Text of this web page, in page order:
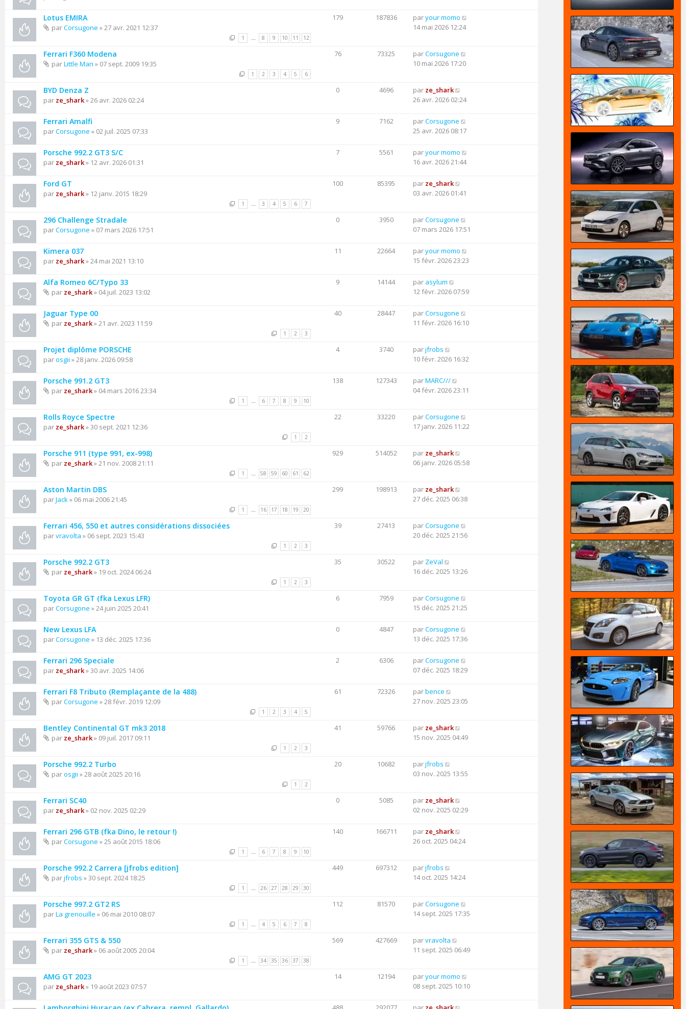
Lotus EMIRA
parCorsugone » 27 avr. 2021 12:37
1 … 8 9 10 11 12
179 187836 paryour momo
14 mai 2026 12:24
Ferrari F360 Modena
parLittle Man » 07 sept. 2009 19:35
1 2 3 4 5 6
76 73325 parCorsugone
10 mai 2026 17:20
BYD Denza Z
par ze_shark» 26 avr. 2026 02:24
0 4696 par ze_shark
26 avr. 2026 02:24
Ferrari Amalfi
parCorsugone » 02 juil. 2025 07:33
9 7162 parCorsugone
25 avr. 2026 08:17
Porsche 992.2 GT3 S/C
par ze_shark» 12 avr. 2026 01:31
7 5561 paryour momo
16 avr. 2026 21:44
Ford GT
par ze_shark» 12 janv. 2015 18:29
1 … 3 4 5 6 7
100 85395 par ze_shark
03 avr. 2026 01:41
296 Challenge Stradale
parCorsugone » 07 mars 2026 17:51
0 3950 parCorsugone
07 mars 2026 17:51
Kimera 037
par ze_shark» 24 mai 2021 13:10
11 22664 paryour momo
15 févr. 2026 23:23
Alfa Romeo 6C/Typo 33
par ze_shark» 04 juil. 2023 13:02
9 14144 par asylum
12 févr. 2026 07:59
Jaguar Type 00
par ze_shark» 21 avr. 2023 11:59
1 2 3
40 28447 parCorsugone
11 févr. 2026 16:10
Projet diplôme PORSCHE
parosgii » 28 janv. 2026 09:58
4 3740 parjfrobs
10 févr. 2026 16:32
Porsche 991.2 GT3
par ze_shark» 04 mars 2016 23:34
1 … 6 7 8 9 10
138 127343 parMARC///
04 févr. 2026 23:11
Rolls Royce Spectre
par ze_shark» 30 sept. 2021 12:36
1 2
22 33220 parCorsugone
17 janv. 2026 11:22
Porsche 911 (type 991, ex-998)
par ze_shark» 21 nov. 2008 21:11
1 … 58 59 60 61 62
929 514052 par ze_shark
06 janv. 2026 05:58
Aston Martin DBS
parJack» 06 mai 2006 21:45
1 … 16 17 18 19 20
299 198913 par ze_shark
27 déc. 2025 06:38
Ferrari 456, 550 et autres considérations dissociées
parvravolta » 06 sept. 2023 15:43
1 2 3
39 27413 parCorsugone
20 déc. 2025 21:56
Porsche 992.2 GT3
par ze_shark» 19 oct. 2024 06:24
1 2 3
35 30522 par ZeVal
16 déc. 2025 13:26
Toyota GR GT (fka Lexus LFR)
parCorsugone » 24 juin 2025 20:41
6 7959 parCorsugone
15 déc. 2025 21:25
New Lexus LFA
parCorsugone » 13 déc. 2025 17:36
0 4847 parCorsugone
13 déc. 2025 17:36
Ferrari 296 Speciale
par ze_shark» 30 avr. 2025 14:06
2 6306 parCorsugone
07 déc. 2025 18:29
Ferrari F8 Tributo (Remplaçante de la 488)
parCorsugone » 28 févr. 2019 12:09
1 2 3 4 5
61 72326 parbence
27 nov. 2025 23:05
Bentley Continental GT mk3 2018
par ze_shark» 09 juil. 2017 09:11
1 2 3
41 59766 par ze_shark
15 nov. 2025 04:49
Porsche 992.2 Turbo
parosgii » 28 août 2025 20:16
1 2
20 10682 parjfrobs
03 nov. 2025 13:55
Ferrari SC40
par ze_shark» 02 nov. 2025 02:29
0 5085 par ze_shark
02 nov. 2025 02:29
Ferrari 296 GTB (fka Dino, le retour !)
parCorsugone » 25 août 2015 18:06
1 … 6 7 8 9 10
140 166711 par ze_shark
26 oct. 2025 04:24
Porsche 992.2 Carrera [jfrobs edition]
parjfrobs » 30 sept. 2024 18:25
1 … 26 27 28 29 30
449 697312 parjfrobs
14 oct. 2025 14:24
Porsche 997.2 GT2 RS
parLa grenouille » 06 mai 2010 08:07
1 … 4 5 6 7 8
112 81570 parCorsugone
14 sept. 2025 17:35
Ferrari 355 GTS & 550
par ze_shark» 06 août 2005 20:04
1 … 34 35 36 37 38
569 427669 parvravolta
11 sept. 2025 06:49
AMG GT 2023
par ze_shark» 19 août 2023 07:57
14 12194 paryour momo
08 sept. 2025 10:10